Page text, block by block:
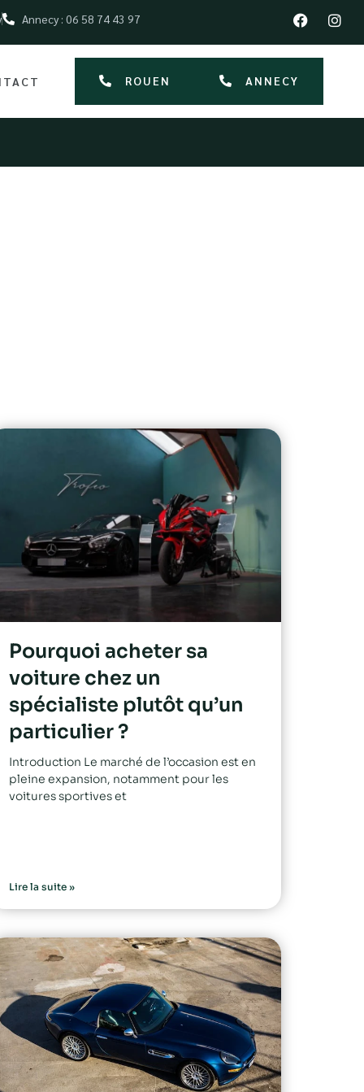
Annecy : 06 58 74 43 97
ROUEN ANNECY
Pourquoi acheter sa
voiture chez un
spécialiste plutôt qu’un
particulier ?
Introduction Le marché de l’occasion est en
pleine expansion, notamment pour les
voitures sportives et
Lire la suite »